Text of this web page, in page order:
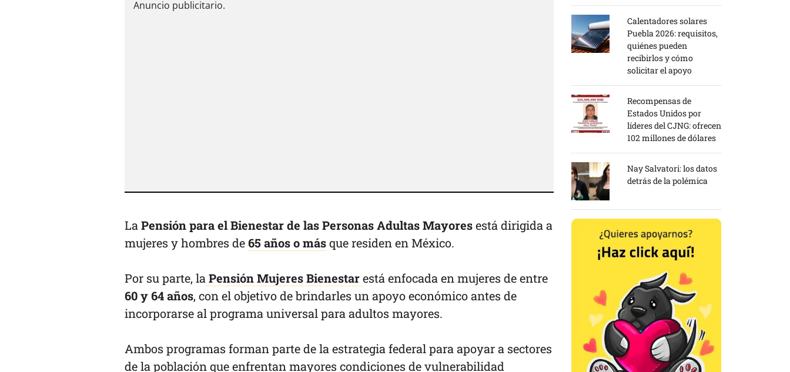
LaPensión para el Bienestar de las Personas Adultas Mayoresestá dirigida a
mujeres y hombres de65 años o másque residen en México.
Por su parte, laPensión Mujeres Bienestarestá enfocada en mujeres de entre
60 y 64 años, con el objetivo de brindarles un apoyo económico antes de
incorporarse al programa universal para adultos mayores.
Ambos programas forman parte de la estrategia federal para apoyar a sectores
de la población que enfrentan mayores condiciones de vulnerabilidad
Calentadores solares
Puebla 2026: requisitos,
quiénes pueden
recibirlos y cómo
solicitar el apoyo
Recompensas de
Estados Unidos por
líderes del CJNG: ofrecen
102 millones de dólares
Nay Salvatori: los datos
detrás de la polémica